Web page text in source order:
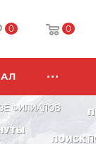
0 0